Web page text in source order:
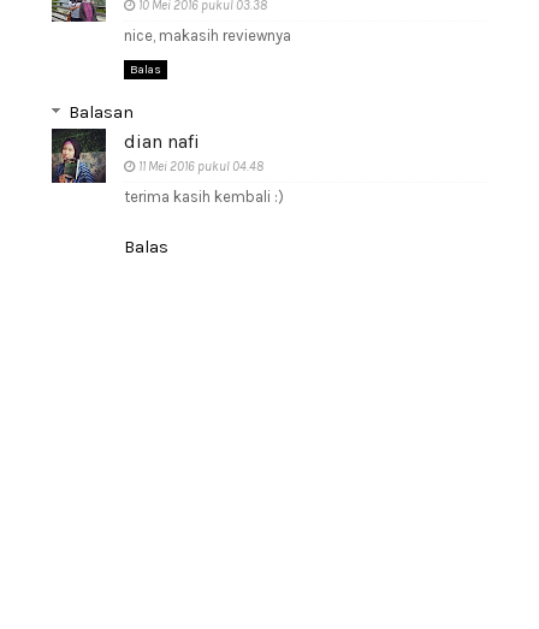
10 Mei 2016 pukul 03.38
nice, makasih reviewnya
Balas
Balasan
dian nafi
11 Mei 2016 pukul 04.48
terima kasih kembali :)
Balas